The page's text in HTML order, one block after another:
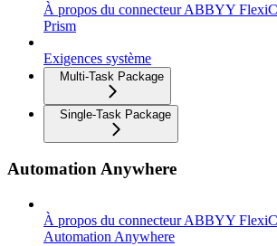
À propos du connecteur ABBYY
Prism
Exigences système
Multi-Task Package
Single-Task Package
Automation Anywhere
À propos du connecteur ABBYY
Automation Anywhere